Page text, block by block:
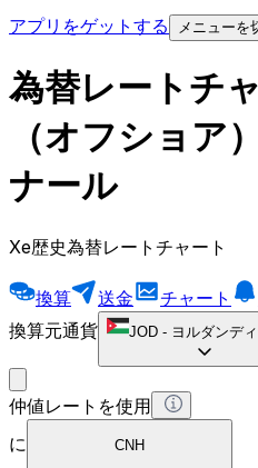
アプリをゲットする
メニューを
為替レートチ
（オフショア
ナール
Xe歴史為替レートチャート
換算 送金 チャート
換算元通貨
JOD - ヨルダンデ
仲値レートを使用
に
CNH